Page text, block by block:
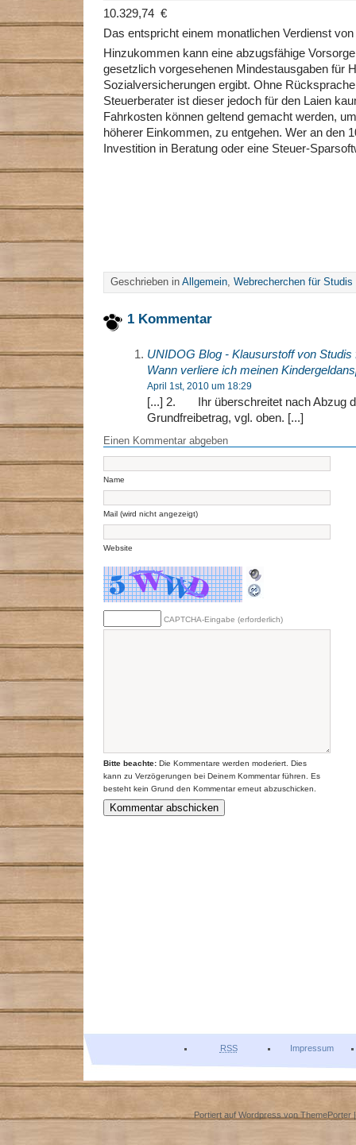
10.329,74 €
Das entspricht einem monatlichen Verdienst
Hinzukommen kann eine abzugsfähige
gesetzlich vorgesehenen Mindestausgaben für
Sozialversicherungen ergibt. Ohne
Steuerberater ist dieser jedoch für den Laien
Fahrkosten können geltend gemacht werden,
höherer Einkommen, zu entgehen. Wer an den
Investition in Beratung oder eine Steuer-
Geschrieben in Allgemein, Webrecherchen für Studis
1 Kommentar
UNIDOG Blog - Klausurstoff von Studis
Wann verliere ich meinen
April 1st, 2010 um 18:29
[...] 2. Ihr überschreitet nach Abzug
Grundfreibetrag, vgl. oben. [...]
Einen Kommentar abgeben
Name
Mail (wird nicht angezeigt)
Website
CAPTCHA-Eingabe (erforderlich)
Bitte beachte: Die Kommentare werden moderiert. Dies
kann zu Verzögerungen bei Deinem Kommentar führen. Es
besteht kein Grund den Kommentar erneut abzuschicken.
RSS Impressum
Portiert auf Wordpress von ThemePorter|